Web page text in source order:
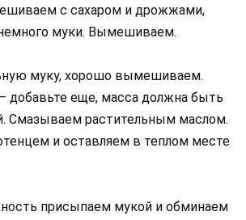
с сахаром и дрожжами,
муки. Вымешиваем.
муку, хорошо вымешиваем.
добавьте еще, масса должна быть
Смазываем растительным маслом.
и оставляем в теплом месте
присыпаем мукой и обминаем